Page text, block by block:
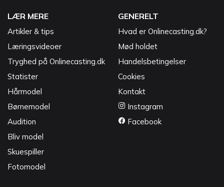
LÆR MERE
Artikler & tips
Læringsvideoer
Tryghed på Onlinecasting.dk
Statister
Hårmodel
Børnemodel
Audition
Bliv model
Skuespiller
Fotomodel
GENERELT
Hvad er Onlinecasting.dk?
Mød holdet
Handelsbetingelser
Cookies
Kontakt
Instagram
Facebook